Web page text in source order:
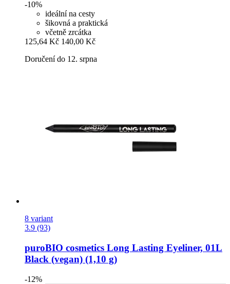
-10%
ideální na cesty
šikovná a praktická
včetně zrcátka
125,64 Kč 140,00 Kč
Doručení do 12. srpna
8 variant
3.9 (93)
puroBIO cosmetics Long Lasting Eyeliner, 01L
Black (vegan) (1,10 g)
-12%